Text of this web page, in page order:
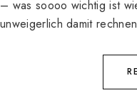
– was soooo wichtig ist
unweigerlich damit